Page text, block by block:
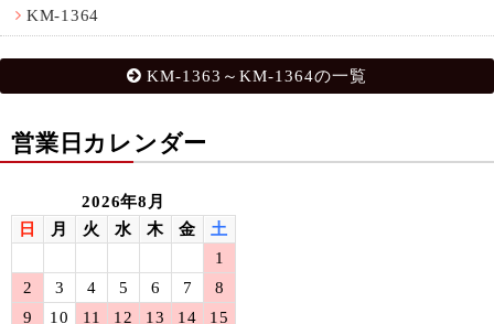
KM-1364
KM-1363～KM-1364の一覧
営業日カレンダー
2026年8月
日
月 火 水 木 金
土
1
2
3 4 5 6 7
8
9
10 11 12 13 14 15